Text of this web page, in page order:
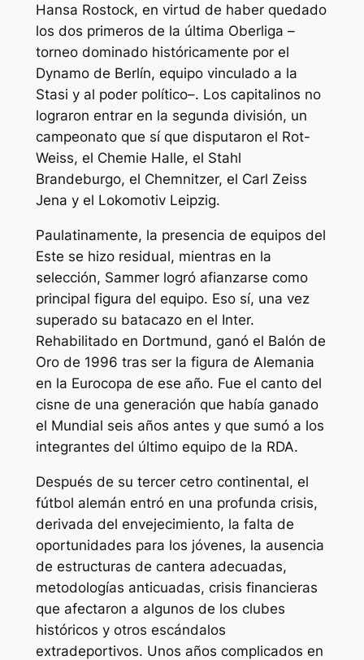
Hansa Rostock, en virtud de haber quedado
los dos primeros de la última Oberliga –
torneo dominado históricamente por el
Dynamo de Berlín, equipo vinculado a la
Stasi y al poder político–. Los capitalinos no
lograron entrar en la segunda división, un
campeonato que sí que disputaron el Rot-
Weiss, el Chemie Halle, el Stahl
Brandeburgo, el Chemnitzer, el Carl Zeiss
Jena y el Lokomotiv Leipzig.
Paulatinamente, la presencia de equipos del
Este se hizo residual, mientras en la
selección, Sammer logró afianzarse como
principal figura del equipo. Eso sí, una vez
superado su batacazo en el Inter.
Rehabilitado en Dortmund, ganó el Balón de
Oro de 1996 tras ser la figura de Alemania
en la Eurocopa de ese año. Fue el canto del
cisne de una generación que había ganado
el Mundial seis años antes y que sumó a los
integrantes del último equipo de la RDA.
Después de su tercer cetro continental, el
fútbol alemán entró en una profunda crisis,
derivada del envejecimiento, la falta de
oportunidades para los jóvenes, la ausencia
de estructuras de cantera adecuadas,
metodologías anticuadas, crisis financieras
que afectaron a algunos de los clubes
históricos y otros escándalos
extradeportivos. Unos años complicados en